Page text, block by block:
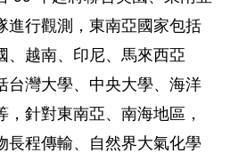
進行觀測，東南亞國家包括
、越南、印尼、馬來西亞
台灣大學、中央大學、海洋
針對東南亞、南海地區，
長程傳輸、自然界大氣化學